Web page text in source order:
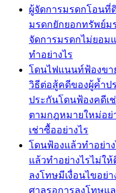
ผู้จัดการมรดกโอนที่
มรดกยักยอกทรัพย์ม
จัดการมรดกไม่ยอม
ทำอย่างไร
โดนไฟแนนท์ฟ้องขา
วิธีต่อสู้คดีของผู้ค้ำป
ประกันโดนฟ้องคดีเ
ตามกฎหมายใหม่อย่
เช่าซื้ออย่างไร
โดนฟ้องแล้วทำอย่า
แล้วทำอย่างไรไม่ใ
ลงโทษมีเงื่อนไขอย่
ศาลรอการลงโทษแ